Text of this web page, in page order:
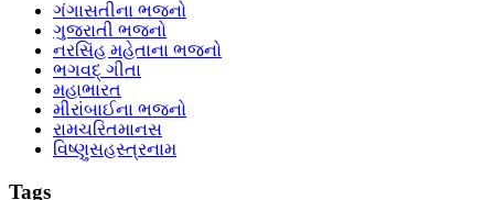
ગંગાસતીના ભજનો
ગુજરાતી ભજનો
નરસિંહ મહેતાના ભજનો
ભગવદ્ ગીતા
મહાભારત
મીરાંબાઈના ભજનો
રામચરિતમાનસ
વિષ્ણુસહસ્ત્રનામ
Tags